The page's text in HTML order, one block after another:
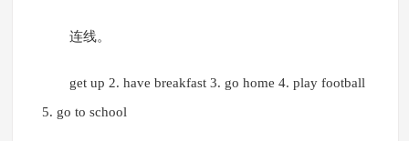
连线。
get up 2. have breakfast 3. go home 4. play football
5. go to school